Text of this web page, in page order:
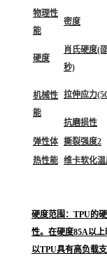
物理性
能
密度
硬度
肖氏硬度(
秒)
机械性
能
拉伸应力
抗磨损性
弹性体 撕裂强度2
热性能 维卡软化
硬度范围：TPU的
性。在硬度85A以
以TPU具有高负载